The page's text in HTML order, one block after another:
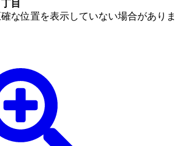
目
な位置を表示していない場合がありま